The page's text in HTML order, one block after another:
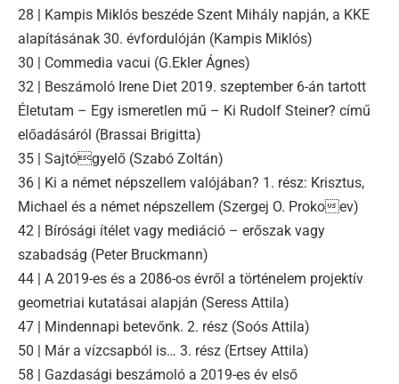
28 | Kampis Miklós beszéde Szent Mihály napján, a KKE
alapításának 30. évfordulóján (Kampis Miklós)
30 | Commedia vacui (G.Ekler Ágnes)
32 | Beszámoló Irene Diet 2019. szeptember 6-án tartott
Életutam – Egy ismeretlen mű – Ki Rudolf Steiner? című
előadásáról (Brassai Brigitta)
35 | Sajtógyelő (Szabó Zoltán)
36 | Ki a német népszellem valójában? 1. rész: Krisztus,
Michael és a német népszellem (Szergej O. Prokoev)
42 | Bírósági ítélet vagy mediáció – erőszak vagy
szabadság (Peter Bruckmann)
44 | A 2019-es és a 2086-os évről a történelem projektív
geometriai kutatásai alapján (Seress Attila)
47 | Mindennapi betevőnk. 2. rész (Soós Attila)
50 | Már a vízcsapból is… 3. rész (Ertsey Attila)
58 | Gazdasági beszámoló a 2019-es év első